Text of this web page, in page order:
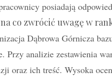
posiadają
co zwrócić uwagę w
Dąbrowa Górnicza
Przy analizie zestawienia
oraz ich treść. Wysoka